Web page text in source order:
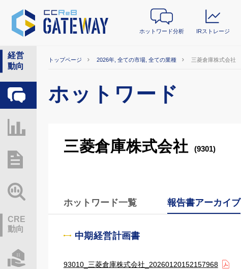
ホットワード分析 IRストレージ
経営
動向
ホットワード分析
CRE
動向
トップページ 2026年, 全ての市場, 全ての業種 三菱倉庫株式会社
ホットワード
三菱倉庫株式会社 (9301)
ホットワード一覧 報告書アーカイブ
中期経営計画書
93010_三菱倉庫株式会社_20260120152157968